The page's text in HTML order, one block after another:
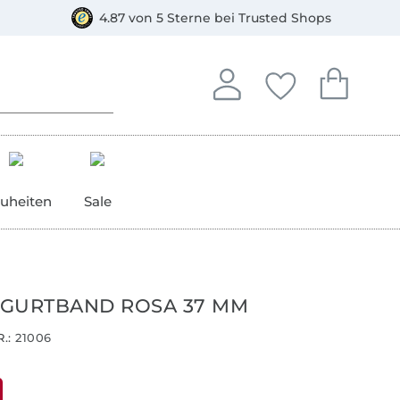
4.87 von 5 Sterne bei Trusted Shops
Anmelden
In deinem Konto
Deine
Du hast keine
Dein
Du hast
Sale
ROSA 37 MM
21006